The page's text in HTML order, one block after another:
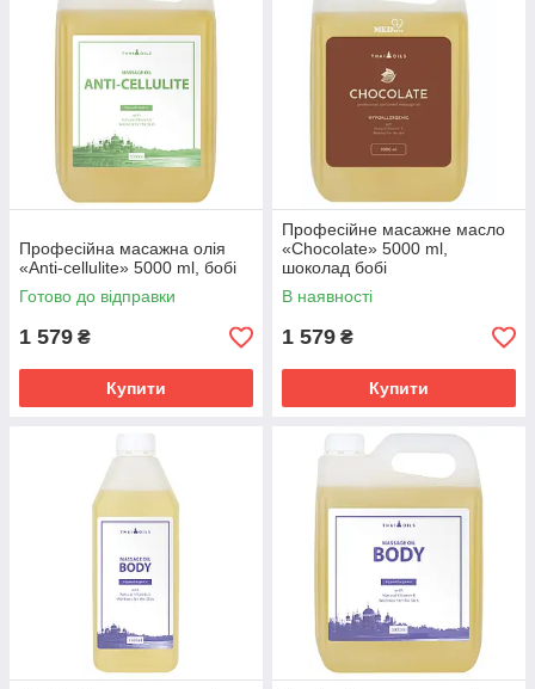
Професійна масажна олія
«Anti-cellulite» 5000 ml, бобі
Готово до відправки
1 579 ₴
Купити
Професійне масажне масло
«Chocolate» 5000 ml,
шоколад бобі
В наявності
1 579 ₴
Купити